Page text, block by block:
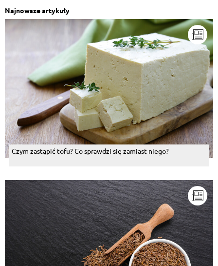
Najnowsze artykuły
Czym zastąpić tofu? Co sprawdzi się zamiast niego?